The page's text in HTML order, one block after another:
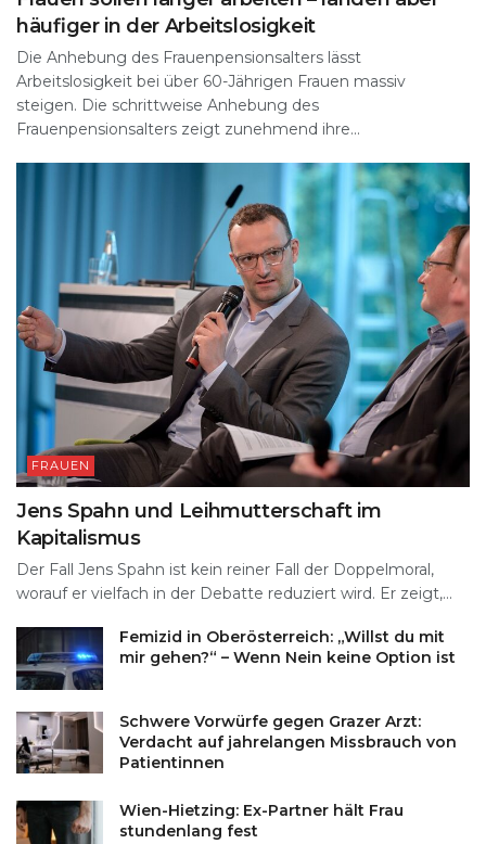
häufiger in der Arbeitslosigkeit
Die Anhebung des Frauenpensionsalters lässt
Arbeitslosigkeit bei über 60-Jährigen Frauen massiv
steigen. Die schrittweise Anhebung des
Frauenpensionsalters zeigt zunehmend ihre...
FRAUEN
Jens Spahn und Leihmutterschaft im
Kapitalismus
Der Fall Jens Spahn ist kein reiner Fall der Doppelmoral,
worauf er vielfach in der Debatte reduziert wird. Er zeigt,...
Femizid in Oberösterreich: „Willst du mit
mir gehen?“ – Wenn Nein keine Option ist
Schwere Vorwürfe gegen Grazer Arzt:
Verdacht auf jahrelangen Missbrauch von
Patientinnen
Wien-Hietzing: Ex-Partner hält Frau
stundenlang fest